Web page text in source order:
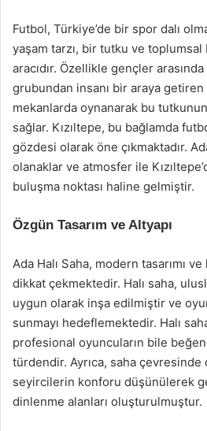
Futbol, Türkiye’de bir spor dalı
yaşam tarzı, bir tutku ve
aracıdır. Özellikle gençler
grubundan insanı bir araya getiren
mekanlarda oynanarak bu
sağlar. Kızıltepe, bu bağlamda
gözdesi olarak öne çıkmaktadır.
olanaklar ve atmosfer ile
buluşma noktası haline gelmiştir.
Özgün Tasarım ve Altyapı
Ada Halı Saha, modern tasarımı
dikkat çekmektedir. Halı saha,
uygun olarak inşa edilmiştir ve
sunmayı hedeflemektedir. Halı
profesional oyuncuların bile
türdendir. Ayrıca, saha çevresinde
seyircilerin konforu düşünülerek
dinlenme alanları oluşturulmuştur.